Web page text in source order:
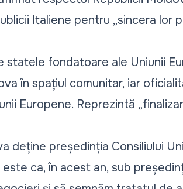
Italiene pentru „sincera lor
statele fondatoare ale Uniunii
în spațiul comunitar, iar
Europene. Reprezintă
deține președinția Consiliului
este ca, în acest an, sub